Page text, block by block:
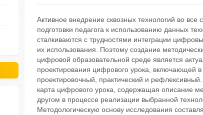
Активное внедрение сквозных технологий во
подготовки педагога к использованию данных
сталкиваются с трудностями интеграции
их использования. Поэтому создание
цифровой образовательной среде является
проектирования цифрового урока, включающей
проектировочный, практический и
карта цифрового урока, содержащая описание
другом в процессе реализации выбранной
Методологическую основу исследования